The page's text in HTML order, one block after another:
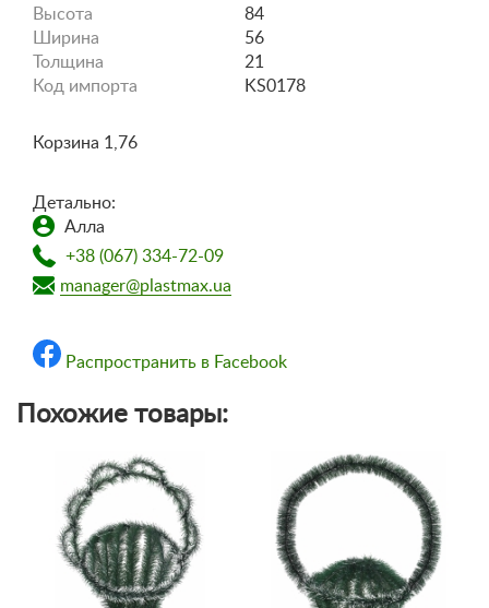
Высота
84
Ширина
56
Толщина
21
Код импорта
KS0178
Корзина 1,76
Детально:
Алла
+38 (067) 334-72-09
manager@plastmax.ua
Распространить в Facebook
Похожие товары: